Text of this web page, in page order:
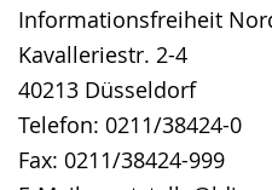
Informationsfreiheit
Kavalleriestr. 2-4
40213 Düsseldorf
Telefon: 0211/38424-0
Fax: 0211/38424-999